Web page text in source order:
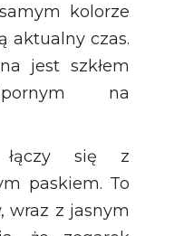
kolorze
aktualny czas.
jest szkłem
na
łączy się z
paskiem. To
wraz z jasnym